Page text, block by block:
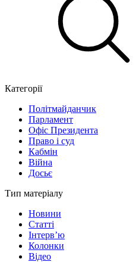
Категорії
Політмайданчик
Парламент
Офіс Президента
Право і суд
Кабмін
Війна
Досьє
Тип матеріалу
Новини
Статті
Інтерв’ю
Колонки
Відео